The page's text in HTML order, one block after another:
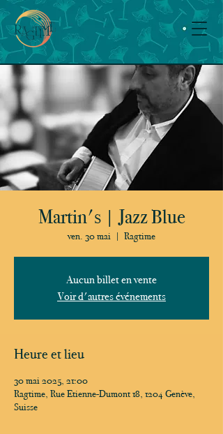
Martin's | Jazz Blue
ven. 30 mai
  |
Ragtime
Aucun billet en vente
Voir d'autres événements
Heure et lieu
30 mai 2025, 21:00
Ragtime, Rue Etienne-Dumont 18, 1204 Genève,
Suisse